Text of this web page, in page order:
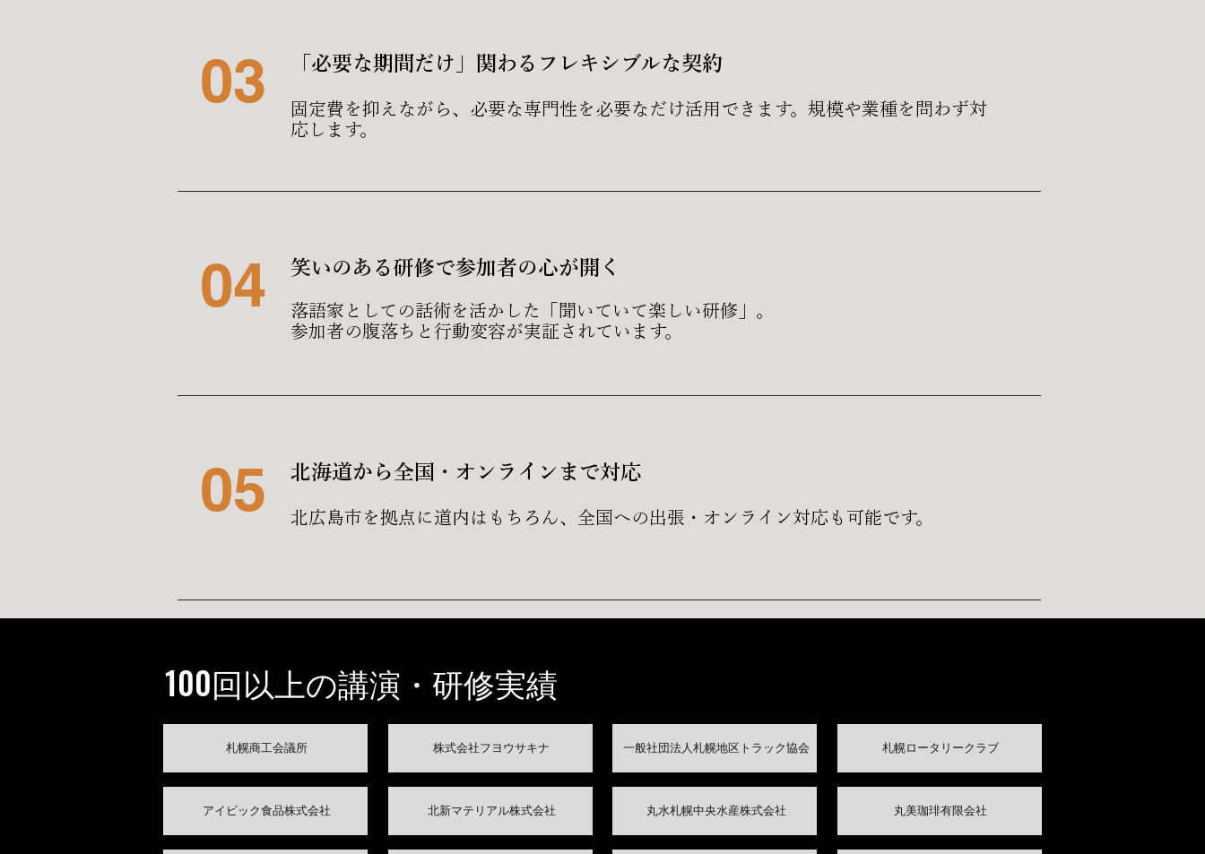
03 「必要な期間だけ」関わるフレキシブルな契約
​固定費を抑えながら、必要な専門性を必要なだけ活用できます。規模や業種を問わず対
応します。
04 笑いのある研修で参加者の心が開く
落語家としての話術を活かした「聞いていて楽しい研修」。
参加者の腹落ちと行動変容が実証されています。
05 北海道から全国・オンラインまで対応
北広島市を拠点に道内はもちろん、全国への出張・オンライン対応も可能です。
​100回以上の講演・研修実績
​札幌商工会議所
アイビック食品株式会社
株式会社フヨウサキナ
北新マテリアル株式会社
一般社団法人札幌地区トラック協会
丸水札幌中央水産株式会社
​札幌ロータリークラブ
​丸美珈琲有限会社